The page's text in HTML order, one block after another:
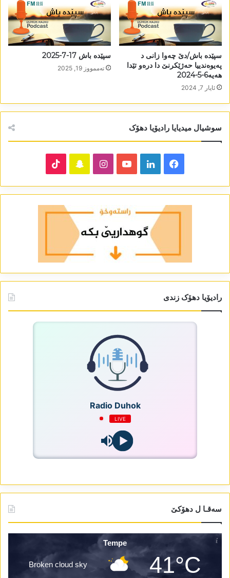
سپێدە باش/دێ چەوا زانی د
پەیوەندییا حەژێکرنێ دا درەو تێدا
ھەیە6-5-2024
ئایار 7, 2024
سپێدە باش 17-7-2025
تەممووز 19, 2025
سوشیال میدیایا رادیۆیا دھۆک
Facebook
LinkedIn
YouTube
Instagram
Snapchat
رادیۆیا دھۆک زندی
Radio Duhok
LIVE
سەقـا ل دھۆکێ
Tempe
41°C
Broken cloud sky